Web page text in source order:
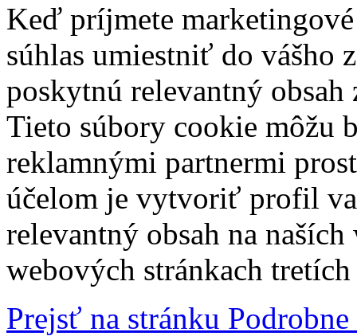
Keď príjmete
súhlas umiestniť do vášho
poskytnú relevantný
Tieto súbory cookie môžu
reklamnými partnermi
účelom je vytvoriť profil
relevantný obsah na
webových stránkach tretích
Prejsť na stránku